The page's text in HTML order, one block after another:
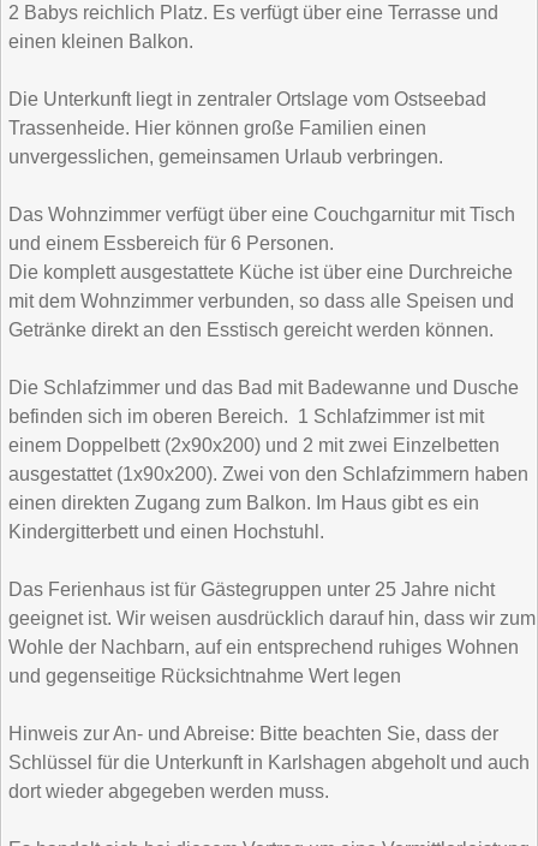
2 Babys reichlich Platz. Es verfügt über eine Terrasse und
einen kleinen Balkon.
Die Unterkunft liegt in zentraler Ortslage vom Ostseebad
Trassenheide. Hier können große Familien einen
unvergesslichen, gemeinsamen Urlaub verbringen.
Das Wohnzimmer verfügt über eine Couchgarnitur mit Tisch
und einem Essbereich für 6 Personen.
Die komplett ausgestattete Küche ist über eine Durchreiche
mit dem Wohnzimmer verbunden, so dass alle Speisen und
Getränke direkt an den Esstisch gereicht werden können.
Die Schlafzimmer und das Bad mit Badewanne und Dusche
befinden sich im oberen Bereich. 1 Schlafzimmer ist mit
einem Doppelbett (2x90x200) und 2 mit zwei Einzelbetten
ausgestattet (1x90x200). Zwei von den Schlafzimmern haben
einen direkten Zugang zum Balkon. Im Haus gibt es ein
Kindergitterbett und einen Hochstuhl.
Das Ferienhaus ist für Gästegruppen unter 25 Jahre nicht
geeignet ist. Wir weisen ausdrücklich darauf hin, dass wir zum
Wohle der Nachbarn, auf ein entsprechend ruhiges Wohnen
und gegenseitige Rücksichtnahme Wert legen
Hinweis zur An- und Abreise: Bitte beachten Sie, dass der
Schlüssel für die Unterkunft in Karlshagen abgeholt und auch
dort wieder abgegeben werden muss.